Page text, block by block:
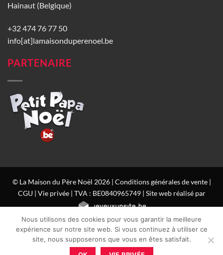
Hainaut (Belgique)
+32 474 76 77 50
info[at]lamaisonduperenoel.be
PARTENAIRE
© La Maison du Père Noël 2026 | Conditions générales de vente|
CGU| Vie privée| TVA : BE0840965749 | Site web réalisé par
Nous utilisons des cookies pour vous garantir la meilleure
expérience sur notre site web. Si vous continuez à utiliser ce
site, nous supposerons que vous en êtes satisfait.